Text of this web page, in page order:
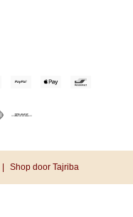
Shop door Tajriba